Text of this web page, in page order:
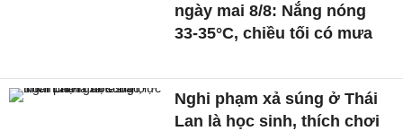
ngày mai 8/8: Nắng nóng
33-35°C, chiều tối có mưa
Nghi phạm xả súng ở Thái
Lan là học sinh, thích chơi